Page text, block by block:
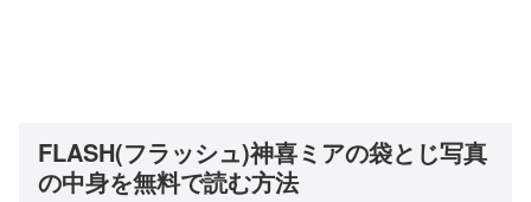
FLASH(フラッシュ)神喜ミアの袋とじ写真
の中身を無料で読む方法